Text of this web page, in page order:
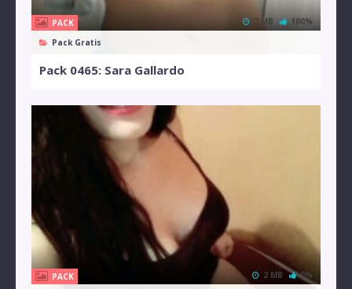
PACK
Pack Gratis
2 MB 100%
Pack 0465: Sara Gallardo
PACK
2 MB 0%